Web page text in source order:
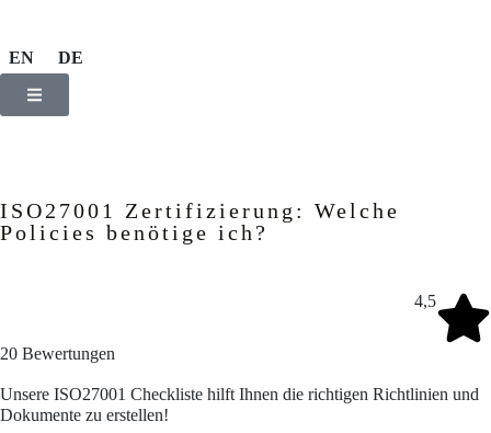
EN DE
ISO27001 Zertifizierung: Welche
Policies benötige ich?
4,5
20 Bewertungen
Unsere ISO27001 Checkliste hilft Ihnen die richtigen Richtlinien und
Dokumente zu erstellen!